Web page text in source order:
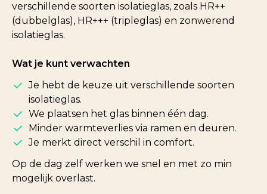
verschillende soorten isolatieglas, zoals HR++
(dubbelglas), HR+++ (tripleglas) en zonwerend
isolatieglas.
Wat je kunt verwachten
Je hebt de keuze uit verschillende soorten
isolatieglas.
We plaatsen het glas binnen één dag.
Minder warmteverlies via ramen en deuren.
Je merkt direct verschil in comfort.
Op de dag zelf werken we snel en met zo min
mogelijk overlast.